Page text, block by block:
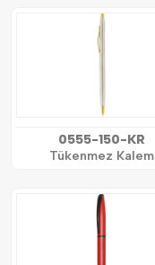
0555-150-KR
Tükenmez Kalem